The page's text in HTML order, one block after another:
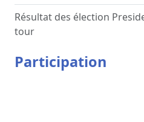
Résultat des élection
tour
Participation